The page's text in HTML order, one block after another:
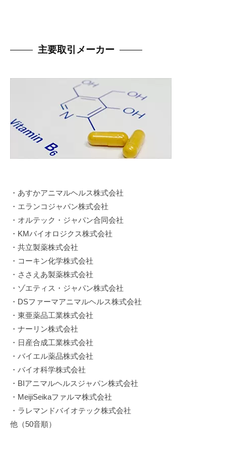
主要取引メーカー
・あすかアニマルヘルス株式会社
・エランコジャパン株式会社
・オルテック・ジャパン合同会社
・KMバイオロジクス株式会社
・共立製薬株式会社
・コーキン化学株式会社
・ささえあ製薬株式会社
・ゾエティス・ジャパン株式会社
・DSファーマアニマルヘルス株式会社
・東亜薬品工業株式会社
・ナーリン株式会社
・日産合成工業株式会社
・バイエル薬品株式会社
・バイオ科学株式会社
・BIアニマルヘルスジャパン株式会社
・MeijiSeikaファルマ株式会社
・ラレマンドバイオテック株式会社
他（50音順）